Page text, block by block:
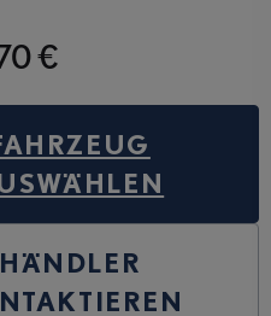
€
HÄNDLER